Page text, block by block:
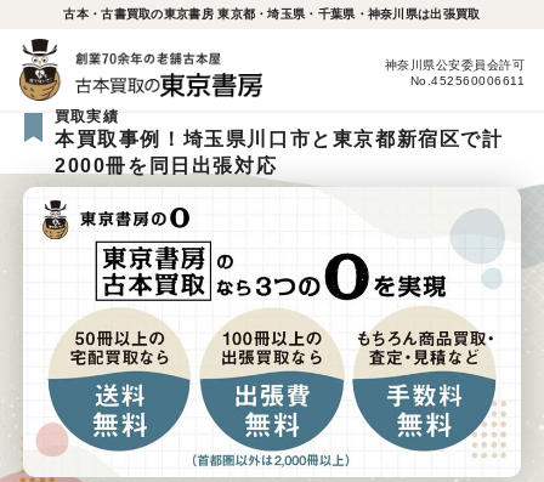
古本・古書買取の東京書房 東京都・埼玉県・千葉県・神奈川県は出張買取
神奈川県公安委員会許可
No.452560006611
買取実績
本買取事例！埼玉県川口市と東京都新宿区で計
2000冊を同日出張対応